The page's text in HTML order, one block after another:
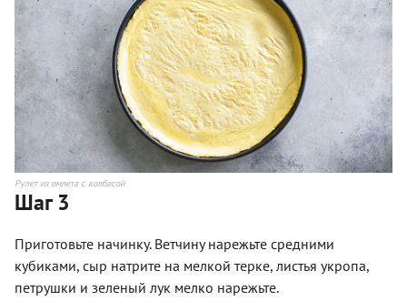
Рулет из омлета с колбасой
Шаг 3
Приготовьте начинку. Ветчину нарежьте средними
кубиками, сыр натрите на мелкой терке, листья укропа,
петрушки и зеленый лук мелко нарежьте.